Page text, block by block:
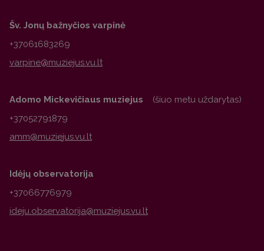
Šv. Jonų bažnyčios varpinė
+37061683269
Adomo Mickevičiaus muziejus (šiuo metu uždarytas)
+37052791879
Idėjų observatorija
+37066776979